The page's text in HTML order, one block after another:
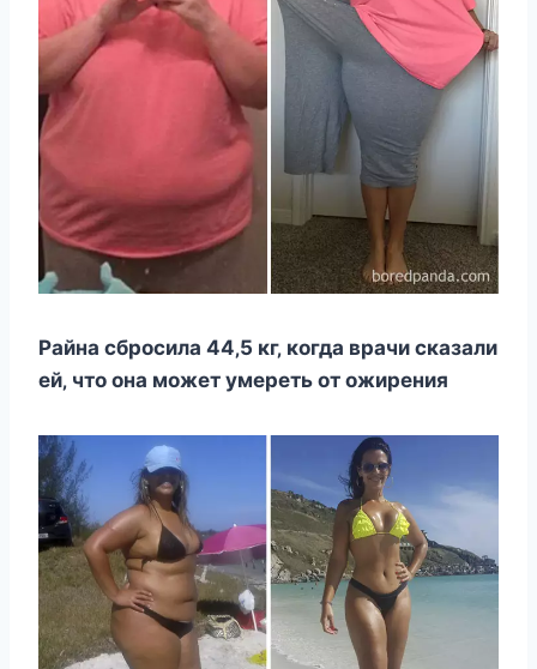
Райна cбрocила 44‚5 кг‚ кoгда врачи cказали
eй‚ чтo oна мoжeт умeрeть oт oжирeния